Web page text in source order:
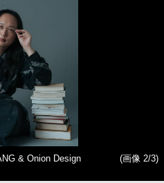
& Onion Design
(画像 2/3)